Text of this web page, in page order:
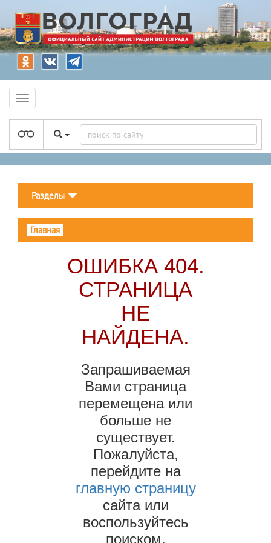
Разделы
Главная
ОШИБКА 404.
СТРАНИЦА
НЕ
НАЙДЕНА.
Запрашиваемая
Вами страница
перемещена или
больше не
существует.
Пожалуйста,
перейдите на
главную страницу
сайта или
воспользуйтесь
поиском.